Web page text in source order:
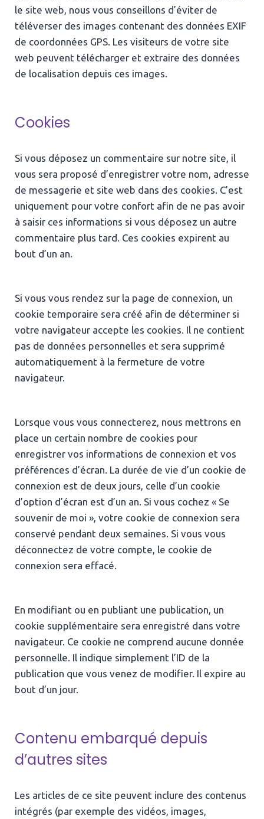
le site web, nous vous conseillons d’éviter de
téléverser des images contenant des données EXIF
de coordonnées GPS. Les visiteurs de votre site
web peuvent télécharger et extraire des données
de localisation depuis ces images.
Cookies
Si vous déposez un commentaire sur notre site, il
vous sera proposé d’enregistrer votre nom, adresse
de messagerie et site web dans des cookies. C’est
uniquement pour votre confort afin de ne pas avoir
à saisir ces informations si vous déposez un autre
commentaire plus tard. Ces cookies expirent au
bout d’un an.
Si vous vous rendez sur la page de connexion, un
cookie temporaire sera créé afin de déterminer si
votre navigateur accepte les cookies. Il ne contient
pas de données personnelles et sera supprimé
automatiquement à la fermeture de votre
navigateur.
Lorsque vous vous connecterez, nous mettrons en
place un certain nombre de cookies pour
enregistrer vos informations de connexion et vos
préférences d’écran. La durée de vie d’un cookie de
connexion est de deux jours, celle d’un cookie
d’option d’écran est d’un an. Si vous cochez « Se
souvenir de moi », votre cookie de connexion sera
conservé pendant deux semaines. Si vous vous
déconnectez de votre compte, le cookie de
connexion sera effacé.
En modifiant ou en publiant une publication, un
cookie supplémentaire sera enregistré dans votre
navigateur. Ce cookie ne comprend aucune donnée
personnelle. Il indique simplement l’ID de la
publication que vous venez de modifier. Il expire au
bout d’un jour.
Contenu embarqué depuis
d’autres sites
Les articles de ce site peuvent inclure des contenus
intégrés (par exemple des vidéos, images,